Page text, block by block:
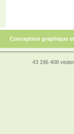
Conception graphique
43 196 408